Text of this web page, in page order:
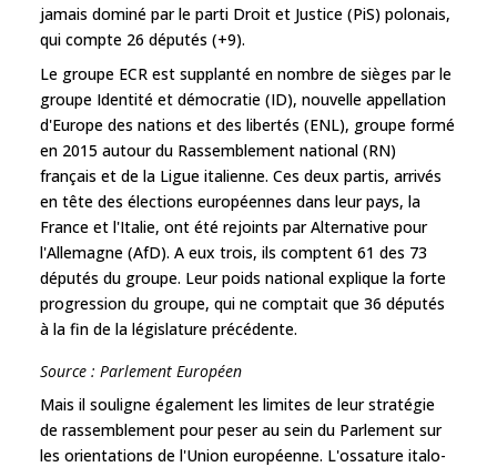
jamais dominé par le parti Droit et Justice (PiS) polonais,
qui compte 26 députés (+9).
Le groupe ECR est supplanté en nombre de sièges par le
groupe Identité et démocratie (ID), nouvelle appellation
d'Europe des nations et des libertés (ENL), groupe formé
en 2015 autour du Rassemblement national (RN)
français et de la Ligue italienne. Ces deux partis, arrivés
en tête des élections européennes dans leur pays, la
France et l'Italie, ont été rejoints par Alternative pour
l'Allemagne (AfD). A eux trois, ils comptent 61 des 73
députés du groupe. Leur poids national explique la forte
progression du groupe, qui ne comptait que 36 députés
à la fin de la législature précédente.
Source : Parlement Européen
Mais il souligne également les limites de leur stratégie
de rassemblement pour peser au sein du Parlement sur
les orientations de l'Union européenne. L'ossature italo-